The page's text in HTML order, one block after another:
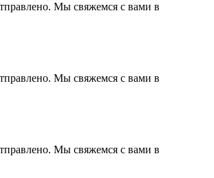
Мы свяжемся с вами в
Мы свяжемся с вами в
Мы свяжемся с вами в